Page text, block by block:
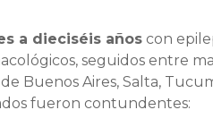
a dieciséis años con
seguidos entre
Buenos Aires, Salta,
fueron contundentes: